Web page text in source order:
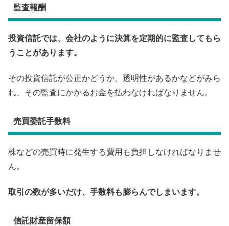
監査報酬
投資信託では、会社のように決算を定期的に監査してもら
うことがあります。
その投資信託が公正かどうか、透明性があるかなどがみら
れ、その監査にかかるお金を払わなければなりません。
売買委託手数料
株などの売買時に発生する費用も負担しなければなりませ
ん。
取引の数が多いだけ、手数料も膨らんでしまいます。
信託財産留保額